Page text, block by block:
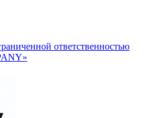
ответственностью